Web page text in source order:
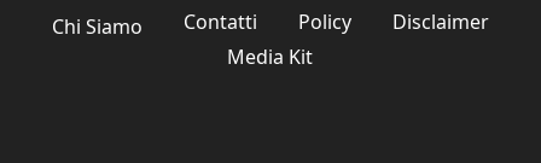
Chi Siamo Contatti Policy
Disclaimer
Media Kit